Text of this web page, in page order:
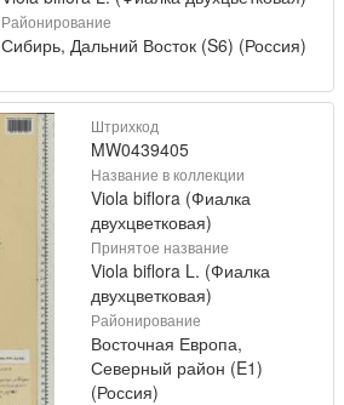
Районирование
Сибирь, Дальний Восток (S6) (Россия)
Штрихкод
MW0439405
Название в коллекции
Viola biflora (Фиалка
двухцветковая)
Принятое название
Viola biflora L. (Фиалка
двухцветковая)
Районирование
Восточная Европа,
Северный район (E1)
(Россия)